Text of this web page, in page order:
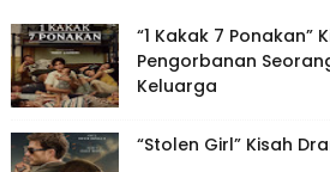
“1 Kakak 7 Ponakan”
Pengorbanan
Keluarga
“Stolen Girl” Kisah